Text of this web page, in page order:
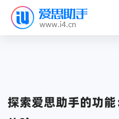
探索爱思助手的功